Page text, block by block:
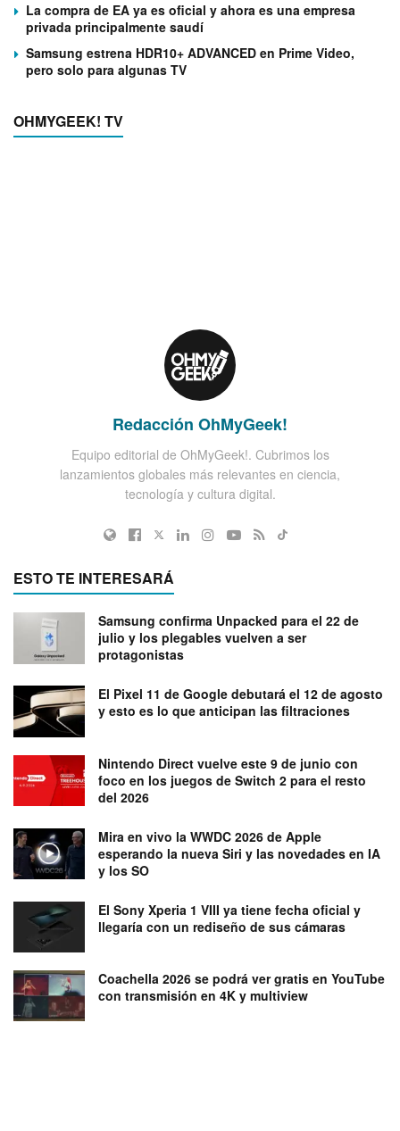
La compra de EA ya es oficial y ahora es una empresa
privada principalmente saudí
Samsung estrena HDR10+ ADVANCED en Prime Video,
pero solo para algunas TV
OHMYGEEK! TV
Redacción OhMyGeek!
Equipo editorial de OhMyGeek!. Cubrimos los
lanzamientos globales más relevantes en ciencia,
tecnología y cultura digital.
ESTO TE INTERESARÁ
Samsung confirma Unpacked para el 22 de
julio y los plegables vuelven a ser
protagonistas
El Pixel 11 de Google debutará el 12 de agosto
y esto es lo que anticipan las filtraciones
Nintendo Direct vuelve este 9 de junio con
foco en los juegos de Switch 2 para el resto
del 2026
Mira en vivo la WWDC 2026 de Apple
esperando la nueva Siri y las novedades en IA
y los SO
El Sony Xperia 1 VIII ya tiene fecha oficial y
llegaría con un rediseño de sus cámaras
Coachella 2026 se podrá ver gratis en YouTube
con transmisión en 4K y multiview